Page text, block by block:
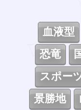
血液型
恐竜
スポー
景勝地